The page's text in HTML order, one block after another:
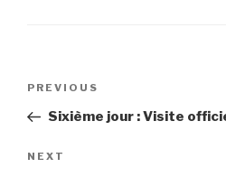
Previous
Post
PREVIOUS
Sixième jour : Visite
Next
NEXT